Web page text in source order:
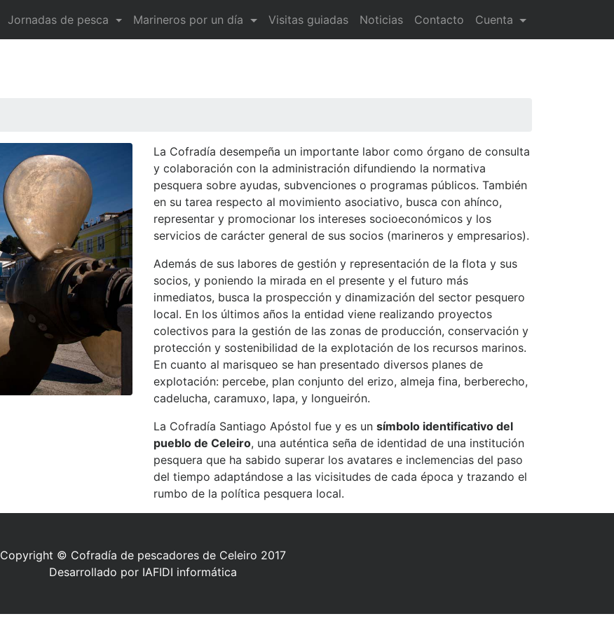
Jornadas de pesca Marineros por un día Visitas guiadas Noticias Contacto Cuenta
La Cofradía desempeña un importante labor como órgano de consulta
y colaboración con la administración difundiendo la normativa
pesquera sobre ayudas, subvenciones o programas públicos. También
en su tarea respecto al movimiento asociativo, busca con ahínco,
representar y promocionar los intereses socioeconómicos y los
servicios de carácter general de sus socios (marineros y empresarios).
Además de sus labores de gestión y representación de la flota y sus
socios, y poniendo la mirada en el presente y el futuro más
inmediatos, busca la prospección y dinamización del sector pesquero
local. En los últimos años la entidad viene realizando proyectos
colectivos para la gestión de las zonas de producción, conservación y
protección y sostenibilidad de la explotación de los recursos marinos.
En cuanto al marisqueo se han presentado diversos planes de
explotación: percebe, plan conjunto del erizo, almeja fina, berberecho,
cadelucha, caramuxo, lapa, y longueirón.
La Cofradía Santiago Apóstol fue y es un símbolo identificativo del
pueblo de Celeiro, una auténtica seña de identidad de una institución
pesquera que ha sabido superar los avatares e inclemencias del paso
del tiempo adaptándose a las vicisitudes de cada época y trazando el
rumbo de la política pesquera local.
Copyright © Cofradía de pescadores de Celeiro 2017
Desarrollado por IAFIDI informática